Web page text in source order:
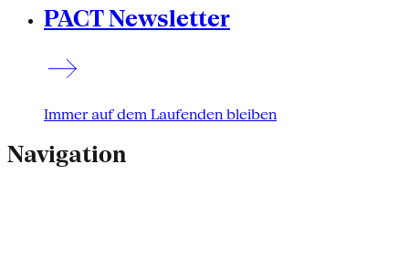
PACT Newsletter
Immer auf dem Laufenden bleiben
Navigation